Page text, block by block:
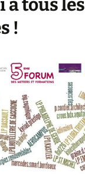
à tous les
!